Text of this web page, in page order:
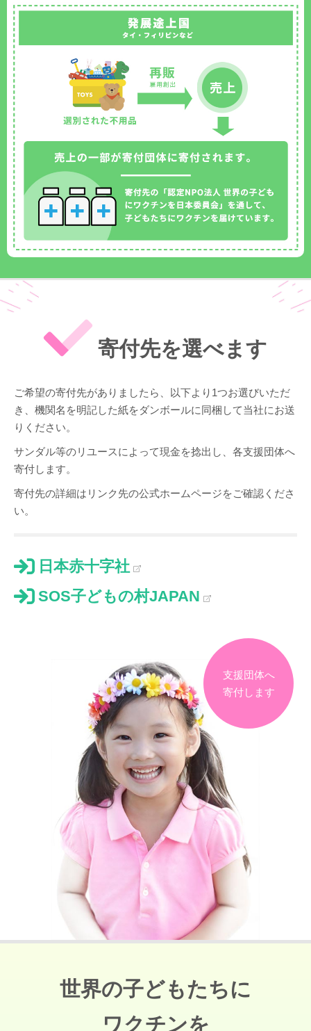
寄付先を選べます
ご希望の寄付先がありましたら、以下より1つお選びいただ
き、機関名を明記した紙をダンボールに同梱して当社にお送
りください。
サンダル等のリユースによって現金を捻出し、各支援団体へ
寄付します。
寄付先の詳細はリンク先の公式ホームページをご確認くださ
い。
日本赤十字社
SOS子どもの村JAPAN
支援団体へ
寄付します
世界の子どもたちに
ワクチンを